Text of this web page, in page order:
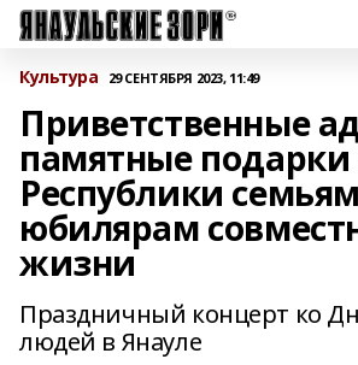
Культура 29 СЕНТЯБРЯ 2023, 11:49
Приветственные
памятные подарки
Республики
юбилярам
жизни
Праздничный концерт ко
людей в Янауле